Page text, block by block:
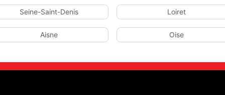
Seine-Saint-Denis Loiret
Aisne Oise